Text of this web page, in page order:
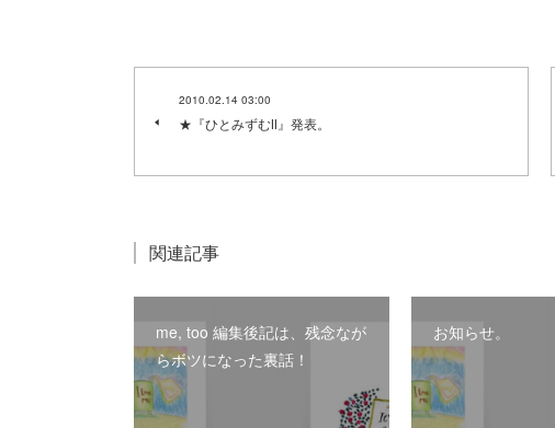
2010.02.14 03:00
★『ひとみずむⅡ』発表。
関連記事
me, too 編集後記は、残念なが
らボツになった裏話！
お知らせ。